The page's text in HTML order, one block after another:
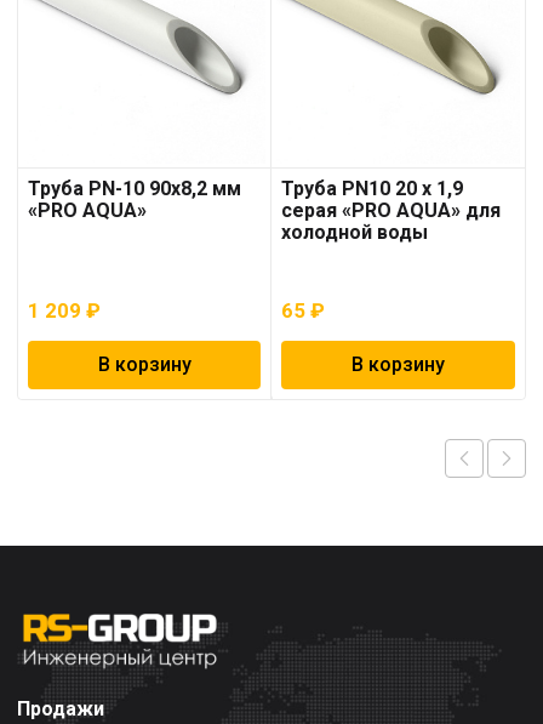
Труба PN-10 90х8,2 мм
«PRO AQUA»
1 209 ₽
В корзину
Труба PN10 20 x 1,9
серая «PRO AQUA» для
холодной воды
65₽
В корзину
Продажи